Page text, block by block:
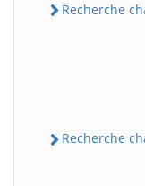
Recherche
Recherche